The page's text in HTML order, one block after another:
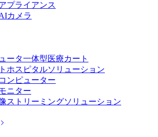
プライアンス
カメラ
ータ一体型医療カート
ホスピタルソリューション
ンピューター
ニター
ストリーミングソリューション